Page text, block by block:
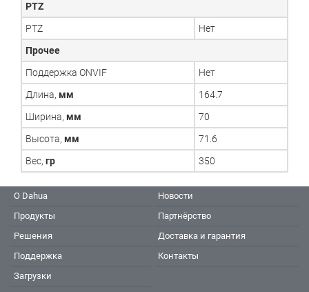
PTZ
PTZ
Нет
Прочее
Поддержка ONVIF
Нет
Длина, мм
164.7
Ширина, мм
70
Высота, мм
71.6
Вес, гр 350
О Dahua
Продукты
Решения
Поддержка
Загрузки
Новости
Партнёрство
Доставка и гарантия
Контакты